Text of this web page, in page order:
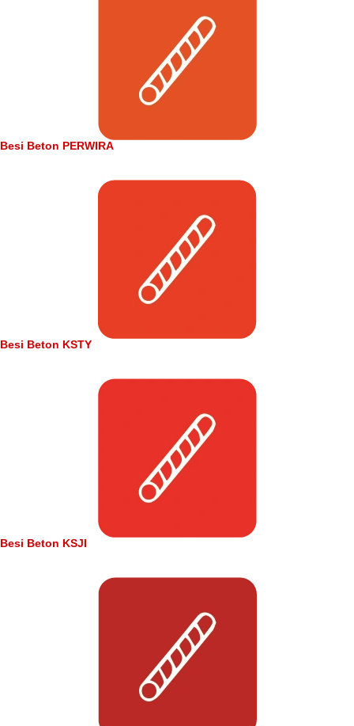
Besi Beton PERWIRA
Besi Beton KSTY
Besi Beton KSJI